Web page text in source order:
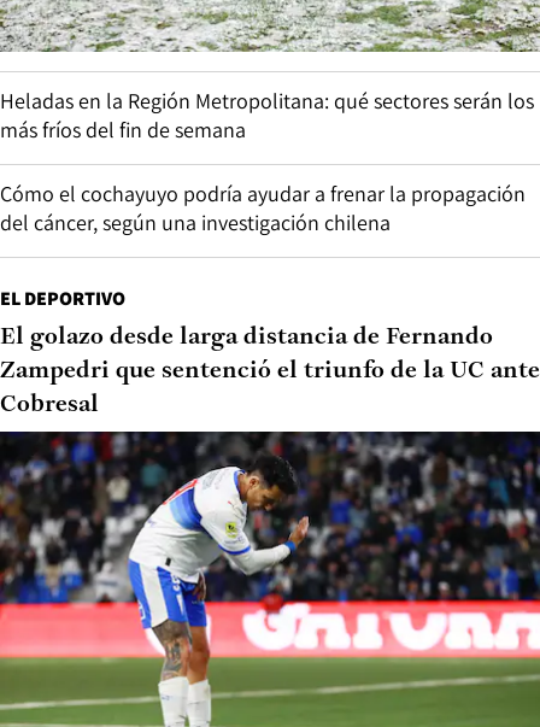
Heladas en la Región Metropolitana: qué sectores serán los
más fríos del fin de semana
Cómo el cochayuyo podría ayudar a frenar la propagación
del cáncer, según una investigación chilena
EL DEPORTIVO
El golazo desde larga distancia de Fernando
Zampedri que sentenció el triunfo de la UC ante
Cobresal